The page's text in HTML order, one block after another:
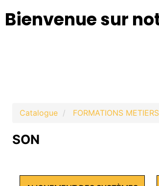
Bienvenue sur
Catalogue FORMATIONS METIERS
SON